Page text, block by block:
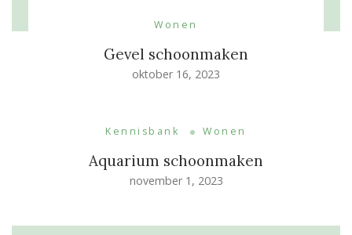
Wonen
Gevel schoonmaken
oktober 16, 2023
Kennisbank Wonen
Aquarium schoonmaken
november 1, 2023